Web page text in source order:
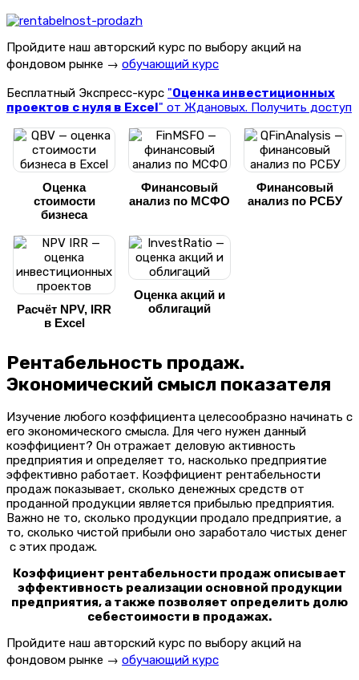
Пройдите наш авторский курс по выбору акций на
фондовом рынке → обучающий курс
Бесплатный Экспресс-курс "Оценка инвестиционных
проектов с нуля в Excel" от Ждановых. Получить доступ
Оценка
стоимости
бизнеса
Финансовый
анализ по МСФО
Финансовый
анализ по РСБУ
Расчёт NPV, IRR
в Excel
Оценка акций и
облигаций
Рентабельность продаж.
Экономический смысл показателя
Изучение любого коэффициента целесообразно начинать с
его экономического смысла. Для чего нужен данный
коэффициент? Он отражает деловую активность
предприятия и определяет то, насколько предприятие
эффективно работает. Коэффициент рентабельности
продаж показывает, сколько денежных средств от
проданной продукции является прибылью предприятия.
Важно не то, сколько продукции продало предприятие, а
то, сколько чистой прибыли оно заработало чистых денег
с этих продаж.
Коэффициент рентабельности продаж описывает
эффективность реализации основной продукции
предприятия, а также позволяет определить долю
себестоимости в продажах.
Пройдите наш авторский курс по выбору акций на
фондовом рынке → обучающий курс